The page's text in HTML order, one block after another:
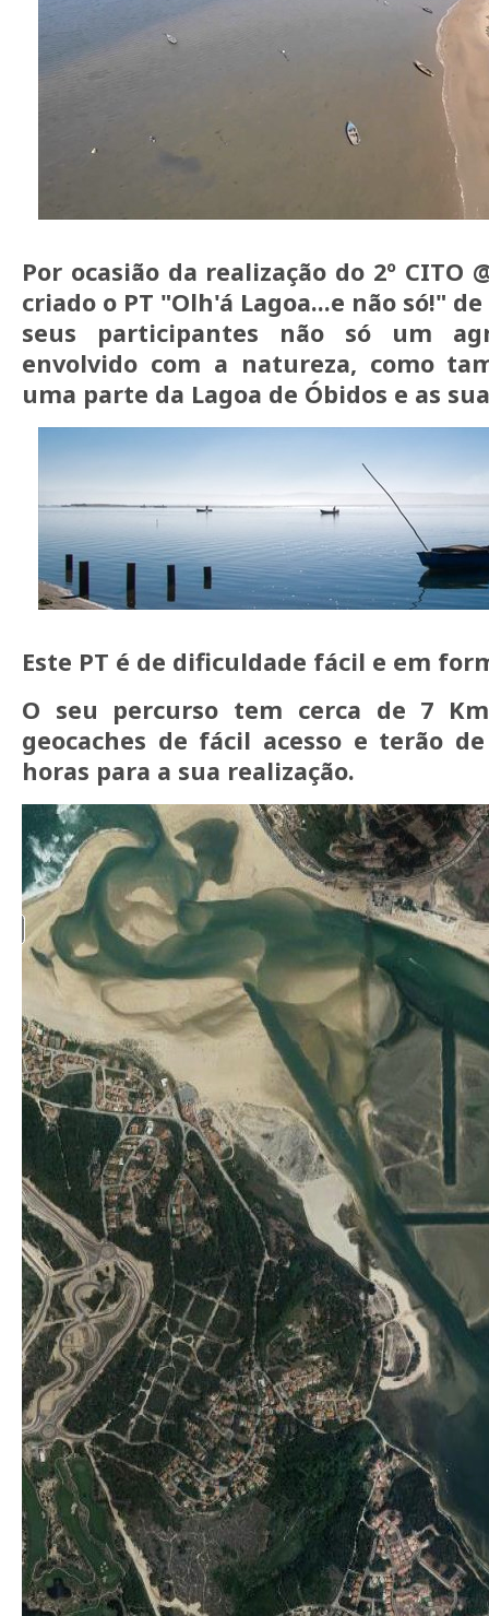
Por ocasião da realização do 2º CITO
criado o PT "Olh'á Lagoa...e não só!"
seus participantes não só um
envolvido com a natureza, como
uma parte da Lagoa de Óbidos e as
Este PT é de dificuldade fácil e em
O seu percurso tem cerca de 7
geocaches de fácil acesso e terão
horas para a sua realização.